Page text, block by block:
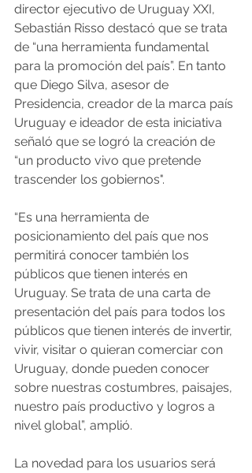
director ejecutivo de Uruguay XXI,
Sebastián Risso destacó que se trata
de “una herramienta fundamental
para la promoción del país”. En tanto
que Diego Silva, asesor de
Presidencia, creador de la marca país
Uruguay e ideador de esta iniciativa
señaló que se logró la creación de
“un producto vivo que pretende
trascender los gobiernos".
“Es una herramienta de
posicionamiento del país que nos
permitirá conocer también los
públicos que tienen interés en
Uruguay. Se trata de una carta de
presentación del país para todos los
públicos que tienen interés de invertir,
vivir, visitar o quieran comerciar con
Uruguay, donde pueden conocer
sobre nuestras costumbres, paisajes,
nuestro país productivo y logros a
nivel global”, amplió.
La novedad para los usuarios será